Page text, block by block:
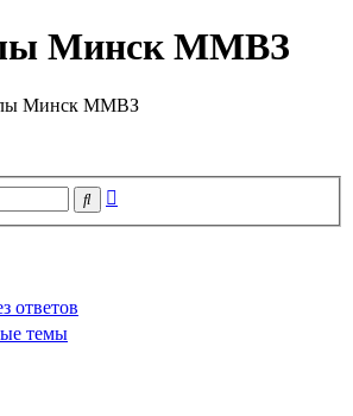
Минск ММВЗ
Минск ММВЗ
Поиск
ответов
темы